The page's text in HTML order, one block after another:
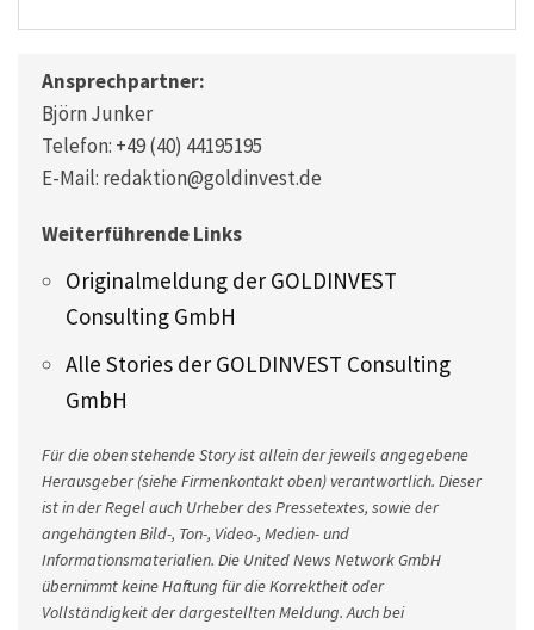
Ansprechpartner:
Björn Junker
Telefon: +49 (40) 44195195
E-Mail: redaktion@goldinvest.de
Weiterführende Links
Originalmeldung der GOLDINVEST
Consulting GmbH
Alle Stories der GOLDINVEST Consulting
GmbH
Für die oben stehende Story ist allein der jeweils angegebene
Herausgeber (siehe Firmenkontakt oben) verantwortlich. Dieser
ist in der Regel auch Urheber des Pressetextes, sowie der
angehängten Bild-, Ton-, Video-, Medien- und
Informationsmaterialien. Die United News Network GmbH
übernimmt keine Haftung für die Korrektheit oder
Vollständigkeit der dargestellten Meldung. Auch bei